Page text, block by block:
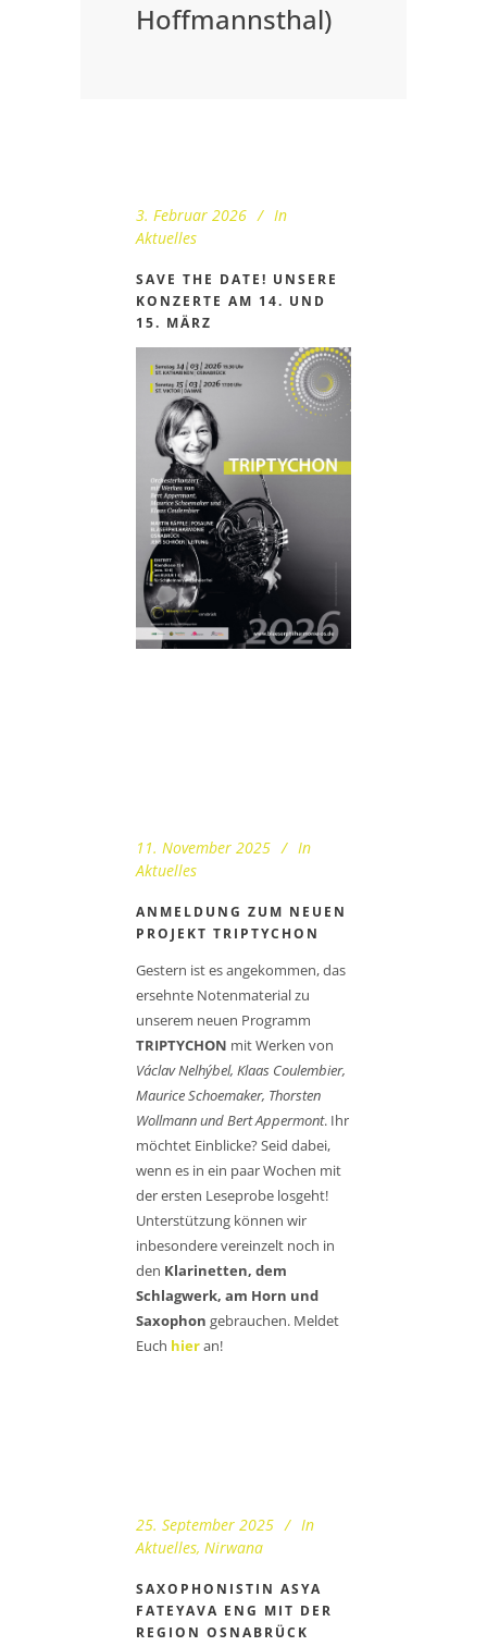
Hoffmannsthal)
3. Februar 2026
In
Aktuelles
SAVE THE DATE! UNSERE
KONZERTE AM 14. UND
15. MÄRZ
11. November 2025
In
Aktuelles
ANMELDUNG ZUM NEUEN
PROJEKT TRIPTYCHON
Gestern ist es angekommen, das
ersehnte Notenmaterial zu
unserem neuen Programm
TRIPTYCHON mit Werken von
Václav Nelhýbel, Klaas Coulembier,
Maurice Schoemaker, Thorsten
Wollmann und Bert Appermont. Ihr
möchtet Einblicke? Seid dabei,
wenn es in ein paar Wochen mit
der ersten Leseprobe losgeht!
Unterstützung können wir
inbesondere vereinzelt noch in
den Klarinetten, dem
Schlagwerk, am Horn und
Saxophon gebrauchen. Meldet
Euch hieran!
25. September 2025
In
Aktuelles, Nirwana
SAXOPHONISTIN ASYA
FATEYAVA ENG MIT DER
REGION OSNABRÜCK